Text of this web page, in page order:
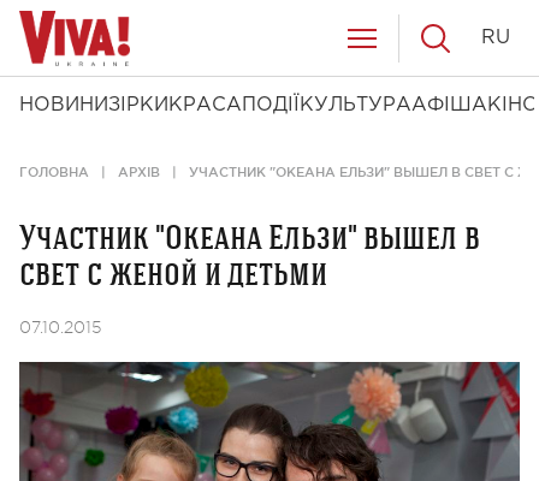
НОВИНИ ЗІРКИ КРАСА ПОДІЇ КУЛЬТУРААФІША КІНО
RU
ГОЛОВНА АРХІВ УЧАСТНИК "ОКЕАНА ЕЛЬЗИ" ВЫШЕЛ В СВЕТ С
Участник "Океана Ельзи" вышел в
свет с женой и детьми
07.10.2015